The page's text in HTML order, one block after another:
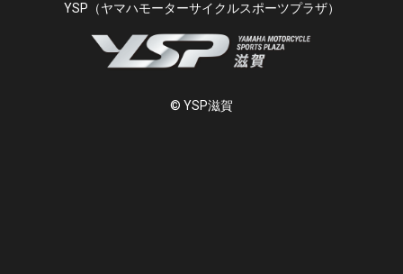
YSP（ヤマハモーターサイクルスポーツプラザ）
© YSP滋賀